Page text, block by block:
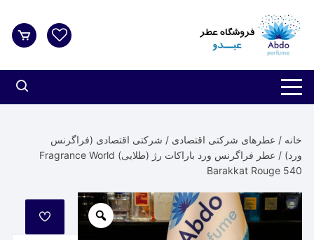
شدن
خانه / عطرهای شرکتی اقتصادی / شرکتی اقتصادی (فراگرنس
ورد)
/ عطر فراگرنس ورد باراکات رژ (طلایی) Fragrance World
Barakkat Rouge 540
مورد
علاقه